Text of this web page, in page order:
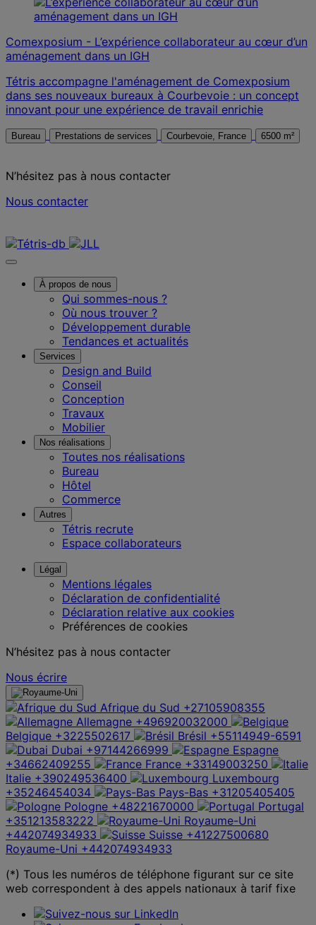
Comexposium - L’expérience collaborateur au cœur d’un
aménagement dans un IGH
Tétris accompagne l'aménagement de Comexposium
dans ses nouveaux bureaux à Courbevoie : un concept
innovant pour une expérience de travail enrichie
Bureau Prestations de services Courbevoie, France 6500 m²
N’hésitez pas à nous contacter
Nous contacter
À propos de nous
Qui sommes-nous ?
Où nous trouver ?
Développement durable
Tendances et actualités
Services
Design and Build
Conseil
Conception
Travaux
Mobilier
Nos réalisations
Toutes nos réalisations
Bureau
Hôtel
Commerce
Autres
Tétris recrute
Espace collaborateurs
Légal
Mentions légales
Déclaration de confidentialité
Déclaration relative aux cookies
Préférences de cookies
N’hésitez pas à nous contacter
Nous écrire
Afrique du Sud +27105908355
Allemagne +496920032000
Belgique +3225502617 Brésil +55114949-6591
Dubai +97144266999
Espagne
+34662409255
France +33149003250
Italie +390249536400
Luxembourg
+35246454034
Pays-Bas +31205405405
Pologne +48221670000
Portugal
+351213583222
Royaume-Uni
+442074934933
Suisse +41227500680
Royaume-Uni +442074934933
(*) Tous les numéros de téléphone figurant sur ce site
web correspondent à des appels nationaux à tarif fixe